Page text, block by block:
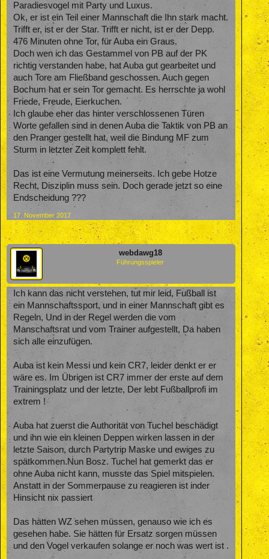
Paradiesvogel mit Party und Luxus.
Ok, er ist ein Teil einer Mannschaft die Ihn stark macht.
Trifft er, ist er der Star. Trifft er nicht, ist er der Depp.
476 Minuten ohne Tor, für Auba ein Graus.
Doch wen ich das Gestammel von PB auf der PK
richtig verstanden habe, hat Auba gut gearbeitet und
auch Tore am Fließband geschossen. Auch gegen
Bochum hat er sein Tor gemacht. Es herrschte ja wohl
Friede, Freude, Eierkuchen.
Ich glaube eher das hinter verschlossenen Türen
Worte gefallen sind in denen Auba die Taktik von PB an
den Pranger gestellt hat, weil die Bindung MF zum
Sturm in letzter Zeit komplett fehlt.
Das ist eine Vermutung meinerseits. Ich gebe Hotze
Recht, Disziplin muss sein. Doch gerade jetzt so eine
Endscheidung ???
17. November 2017
webdawg18
Führungsspieler
Ich kann das nicht verstehen, tut mir leid, Fußball ist
ein Mannschaftssport, und in einer Mannschaft gibt es
Regeln, Und in der Regel werden die vom
Manschaftsrat und vom Trainer aufgestellt, Da haben
sich alle einzufügen.
Auba ist kein Messi und kein CR7, leider denkt er er
wäre es. Im Übrigen ist CR7 immer der erste auf dem
Trainingsplatz und der letzte, Der lebt Fußballprofi im
extrem !
Auba hat zuerst die Authorität von Tuchel beschädigt
und ihn wie ein kleinen Deppen wirken lassen in der
letzte Saison, durch Partytrip Maske und ewiges zu
spätkommen.Nun Bosz. Tuchel hat gemerkt das er
ohne Auba nicht kann, musste das Spiel mitspielen.
Anstatt in der Sommerpause zu reagieren ist inder
Hinsicht nix passiert
Das hätten WZ sehen müssen, genauso wie ich es
gesehen habe. Sie hätten für Ersatz sorgen müssen
und den Vogel verkaufen solange er noch was wert ist .